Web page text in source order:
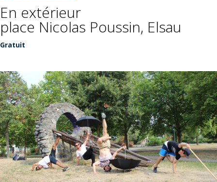
En extérieur
place Nicolas Poussin, Elsau
Gratuit